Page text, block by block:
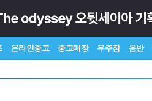
온라인중고 중고매장 우주점 음반